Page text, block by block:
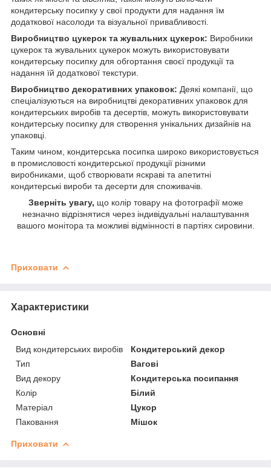
кондитерську посипку у свої продукти для надання їм
додаткової насолоди та візуальної привабливості.
Виробництво цукерок та жувальних цукерок: Виробники
цукерок та жувальних цукерок можуть використовувати
кондитерську посипку для обгортання своєї продукції та
надання їй додаткової текстури.
Виробництво декоративних упаковок: Деякі компанії, що
спеціалізуються на виробництві декоративних упаковок для
кондитерських виробів та десертів, можуть використовувати
кондитерську посипку для створення унікальних дизайнів на
упаковці.
Таким чином, кондитерська посипка широко використовується
в промисловості кондитерської продукції різними
виробниками, щоб створювати яскраві та апетитні
кондитерські вироби та десерти для споживачів.
Зверніть увагу, що колір товару на фотографії може
незначно відрізнятися через індивідуальні налаштування
вашого монітора та можливі відмінності в партіях сировини.
Приховати
Характеристики
Основні
Вид кондитерських виробів
Кондитерський декор
Тип
Вагові
Вид декору
Кондитерська посипання
Колір
Білий
Матеріал
Цукор
Паковання
Мішок
Приховати